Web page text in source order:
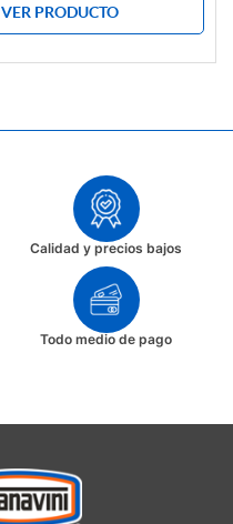
VER PRODUCTO
Calidad y precios bajos
Todo medio de pago